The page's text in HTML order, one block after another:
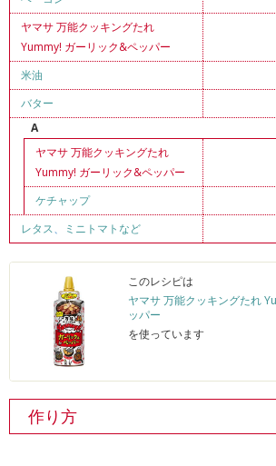
ヤマサ 万能クッキングたれ
Yummy! ガーリック&ペッパー
米油
バター
A
ヤマサ 万能クッキングたれ
Yummy! ガーリック&ペッパー
ケチャップ
レタス、 ミニトマトなど
このレシピは
ヤマサ 万能クッキングたれ
ッパー
を使っています
作り方